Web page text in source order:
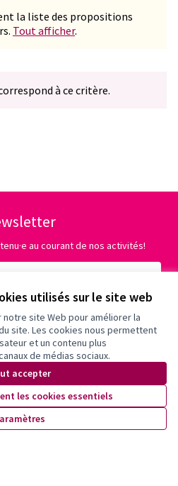
utilisés sur le site web
site Web pour améliorer la
site. Les cookies nous permettent
et un contenu plus
de médias sociaux.
accepter
les cookies essentiels
la liste des propositions
Tout afficher.
à ce critère.
au courant de nos activités!